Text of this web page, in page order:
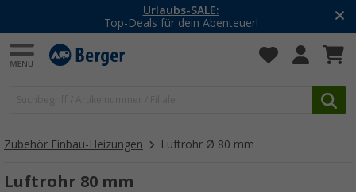
Urlaubs-SALE:
Top-Deals für dein Abenteuer!
Zubehör Einbau-Heizungen Luftrohr Ø 80 mm
Luftrohr 80 mm